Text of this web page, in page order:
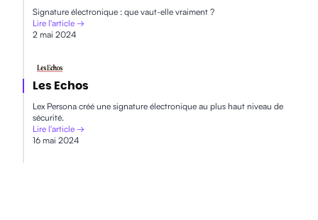
Signature électronique : que vaut-elle vraiment ?
Lire l'article →
2 mai 2024
Les Echos
Lex Persona créé une signature électronique au plus haut niveau de
sécurité.
Lire l'article →
16 mai 2024